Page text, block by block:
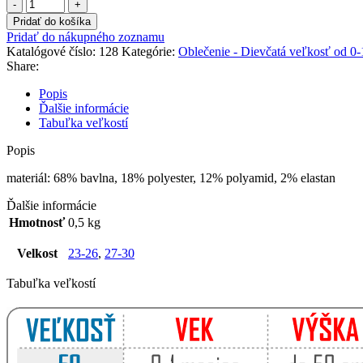
Ponožky
LOL
06
Pridať do košíka
Pridať do nákupného zoznamu
Katalógové číslo: 128 Kategórie: Oblečenie - Dievčatá veľkosť od
Share:
Popis
Ďalšie informácie
Tabuľka veľkostí
Popis
materiál: 68% bavlna, 18% polyester, 12% polyamid, 2% elastan
Ďalšie informácie
Hmotnosť 0,5 kg
Velkost 23-26, 27-30
Tabuľka veľkostí